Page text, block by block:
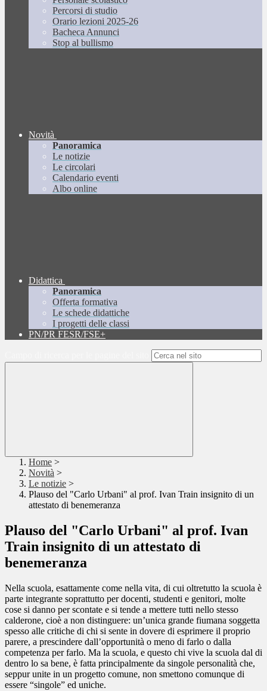
Percorsi di studio
Orario lezioni 2025-26
Bacheca Annunci
Stop al bullismo
Novità
Panoramica
Le notizie
Le circolari
Calendario eventi
Albo online
Didattica
Panoramica
Offerta formativa
Le schede didattiche
I progetti delle classi
PN/PR FESR/FSE+
Home >
Novità >
Le notizie >
Plauso del "Carlo Urbani" al prof. Ivan Train insignito di un
attestato di benemeranza
Plauso del "Carlo Urbani" al prof. Ivan
Train insignito di un attestato di
benemeranza
Nella scuola, esattamente come nella vita, di cui oltretutto la scuola è
parte integrante soprattutto per docenti, studenti e genitori, molte
cose si danno per scontate e si tende a mettere tutti nello stesso
calderone, cioè a non distinguere: un’unica grande fiumana soggetta
spesso alle critiche di chi si sente in dovere di esprimere il proprio
parere, a prescindere dall’opportunità o meno di farlo o dalla
competenza per farlo. Ma la scuola, e questo chi vive la scuola dal di
dentro lo sa bene, è fatta principalmente da singole personalità che,
seppur unite in un progetto comune, non smettono comunque di
essere “singole” ed uniche.